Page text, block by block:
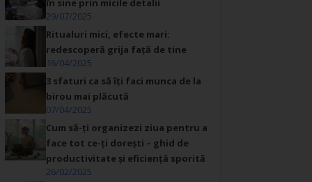
în sine prin micile detalii
29/07/2025
Ritualuri mici, efecte mari:
redescoperă grija față de tine
16/04/2025
3 sfaturi ca să îți faci munca de la
birou mai plăcută
07/04/2025
Cum să-ți organizezi ziua pentru a
face tot ce-ți dorești – ghid de
productivitate și eficiență sporită
26/02/2025